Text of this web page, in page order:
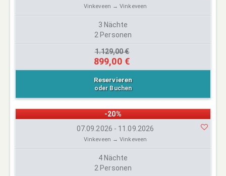
Vinkeveen → Vinkeveen
3 Nächte
2 Personen
1.129,00 €
899,00 €
Reservieren
oder Buchen
-20%
07.09.2026 - 11.09.2026
Vinkeveen → Vinkeveen
4 Nächte
2 Personen